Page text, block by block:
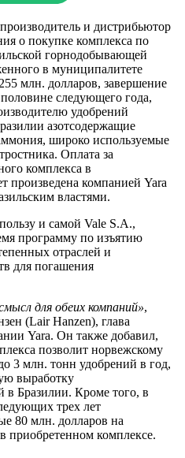
и дистрибьютор
о покупке комплекса по
горнодобывающей
в муниципалитете
млн. долларов, завершение
следующего года,
удобрений
азотсодержащие
широко используемые
Оплата за
комплекса в
произведена компанией Yara
властями.
и самой Vale S.A.,
программу по изъятию
отраслей и
для погашения
для обеих компаний»,
(Lair Hanzen), глава
Yara. Он также добавил,
позволит норвежскому
3 млн. тонн удобрений в год,
выработку
в Бразилии. Кроме того, в
трех лет
80 млн. долларов на
приобретенном комплексе.